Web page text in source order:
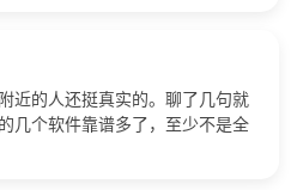
近的人还挺真实的。聊了几句就
几个软件靠谱多了，至少不是全